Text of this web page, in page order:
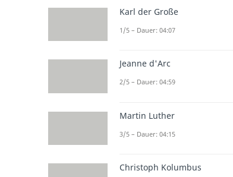
Karl der Große
1/5 – Dauer: 04:07
Jeanne d'Arc
2/5 – Dauer: 04:59
Martin Luther
3/5 – Dauer: 04:15
Christoph Kolumbus